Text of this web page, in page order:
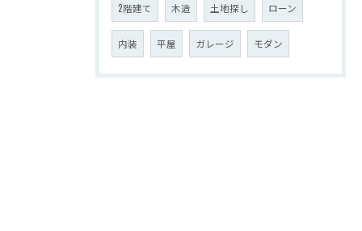
2階建て 木造 土地探し ローン
内装 平屋 ガレージ モダン